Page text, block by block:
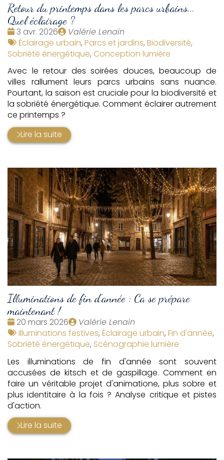
Retour du printemps dans les parcs urbains...
Quel éclairage ?
Date
:
3 avr. 2026
Publié
par
Valérie Lenain
Tags
:
Éclairage urbain, Parcs et jardins, Biodiversité,
Sobriété énergétique, Conception lumière
Avec le retour des soirées douces, beaucoup de
villes rallument leurs parcs urbains sans nuance.
Pourtant, la saison est cruciale pour la biodiversité et
la sobriété énergétique. Comment éclairer autrement
ce printemps ?
Lire la suite
Illuminations de fin d'année : Ca se prépare
maintenant !
Date
:
20 mars 2026
Publié
par
Valérie Lenain
Tags
:
Illuminations festives, Éclairage urbain, Fin d'année,
Sobriété énergétique, Scénographie lumière
Les illuminations de fin d'année sont souvent
accusées de kitsch et de gaspillage. Comment en
faire un véritable projet d'animatione, plus sobre et
plus identitaire à la fois ? Analyse critique et pistes
d'action.
Lire la suite